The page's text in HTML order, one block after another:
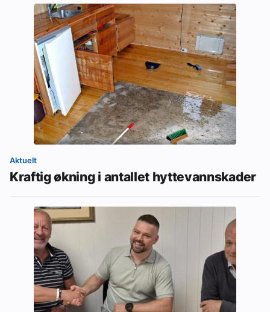
Aktuelt
Kraftig økning i antallet hyttevannskader